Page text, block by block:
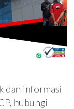
dan informasi
hubungi